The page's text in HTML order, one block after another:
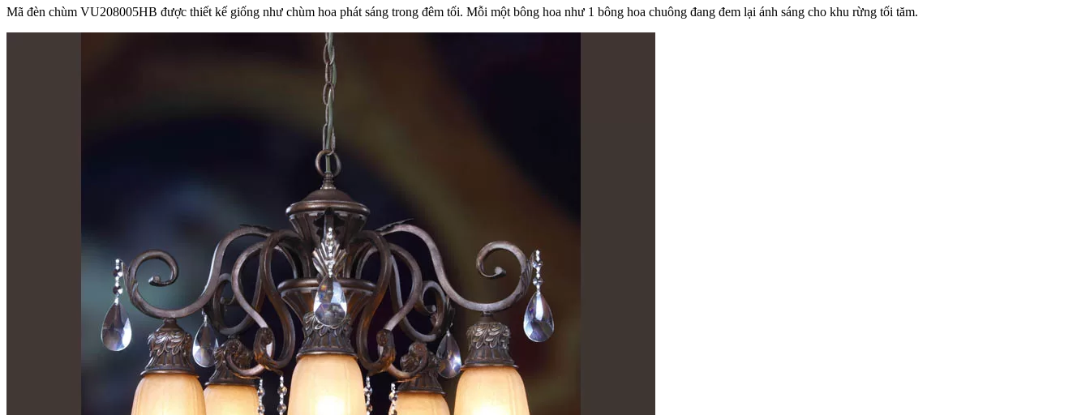
Mã đèn chùm VU208005HB được thiết kế giống như chùm hoa phát sáng trong đêm tối. Mỗi một bông hoa như 1 bông hoa chuông đang đem lại ánh sáng cho khu rừng tối tăm.